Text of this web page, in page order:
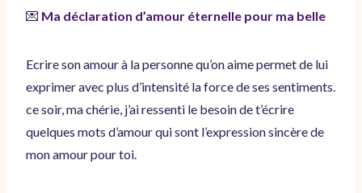
💌 Ma déclaration d’amour éternelle pour ma belle
Ecrire son amour à la personne qu’on aime permet de lui
exprimer avec plus d’intensité la force de ses sentiments.
ce soir, ma chérie, j’ai ressenti le besoin de t’écrire
quelques mots d’amour qui sont l’expression sincère de
mon amour pour toi.